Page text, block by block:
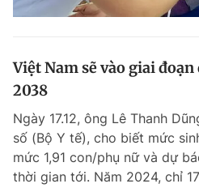
Việt Nam sẽ vào giai
2038
Ngày 17.12, ông Lê Thanh
số (Bộ Y tế), cho biết mức
mức 1,91 con/phụ nữ và dự
thời gian tới. Năm 2024, chỉ